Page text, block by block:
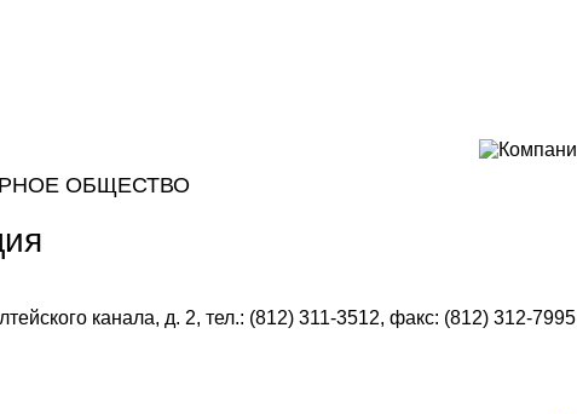
ОБЩЕСТВО
канала, д. 2, тел.: (812) 311-3512, факс: (812) 312-7995